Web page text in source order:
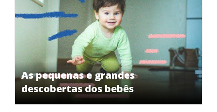
As pequenas e grandes
descobertas dos bebês